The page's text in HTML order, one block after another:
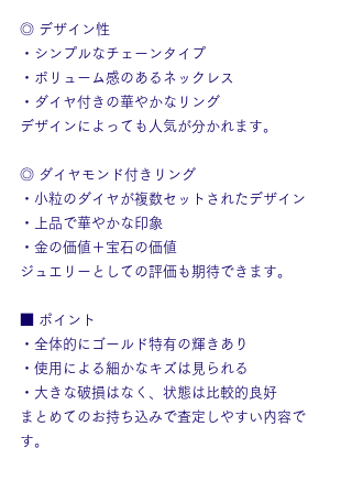
◎ デザイン性
・シンプルなチェーンタイプ
・ボリューム感のあるネックレス
・ダイヤ付きの華やかなリング
デザインによっても人気が分かれます。
◎ ダイヤモンド付きリング
・小粒のダイヤが複数セットされたデザイン
・上品で華やかな印象
・金の価値＋宝石の価値
ジュエリーとしての評価も期待できます。
■ ポイント
・全体的にゴールド特有の輝きあり
・使用による細かなキズは見られる
・大きな破損はなく、状態は比較的良好
まとめてのお持ち込みで査定しやすい内容で
す。